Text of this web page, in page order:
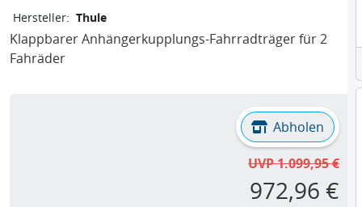
Hersteller: Thule
Klappbarer Anhängerkupplungs-Fahrradträger für 2
Fahräder
Abholen
UVP 1.099,95 €
972,96 €